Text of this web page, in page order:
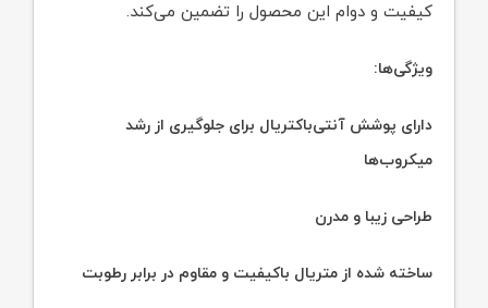
کیفیت و دوام این محصول را تضمین می‌کند.
ویژگی‌ها:
دارای پوشش آنتی‌باکتریال برای جلوگیری از رشد
میکروب‌ها
طراحی زیبا و مدرن
ساخته شده از متریال باکیفیت و مقاوم در برابر رطوبت